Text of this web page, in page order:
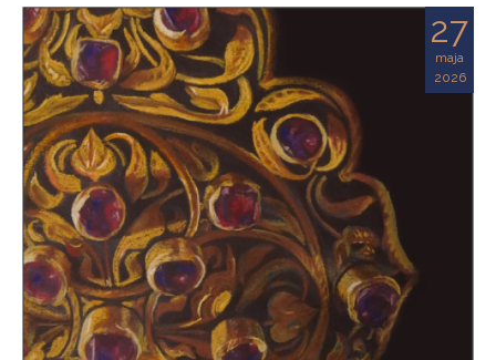
27
maja
2026